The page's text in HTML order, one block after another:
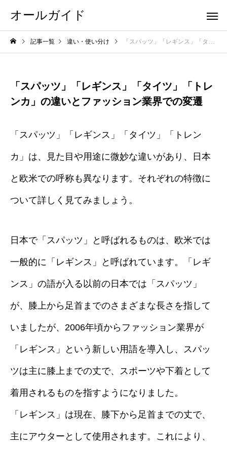
オールガイド
記事一覧 違い・使い分け 「スパッツ」「レギンス」「タイツ」「トレンカ」の違いとファッション業界での変遷
「スパッツ」「レギンス」「タイツ」「トレ
ンカ」の違いとファッション業界での変遷
「スパッツ」「レギンス」「タイツ」「トレン
カ」は、見た目や用途に微妙な違いがあり、日本
と欧米での呼称も異なります。それぞれの特徴に
ついて詳しく見てみましょう。
日本で「スパッツ」と呼ばれるものは、欧米では
一般的に「レギンス」と呼ばれています。「レギ
ンス」の語が入る以前の日本では「スパッツ」
が、膝上から足首までのさまざまな長さを指して
いましたが、2006年頃からファッション業界が
「レギンス」という新しい用語を導入し、スパッ
ツは主に膝上までの丈で、スポーツや下着として
着用されるものを指すようになりました。
「レギンス」は現在、膝下から足首までの丈で、
主にアウターとして使用されます。これにより、